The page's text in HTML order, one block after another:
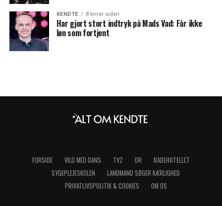
KENDTE 8 timer siden
Har gjort stort indtryk på Mads Vad: Får ikke
løn som fortjent
FORSIDE VILD MED DANS TV2 DR
BADEHOTELLET
SYGEPLEJESKOLEN
LANDMAND SØGER KÆRLIGHED
PRIVATLIVSPOLITIK & COOKIES
OM OS